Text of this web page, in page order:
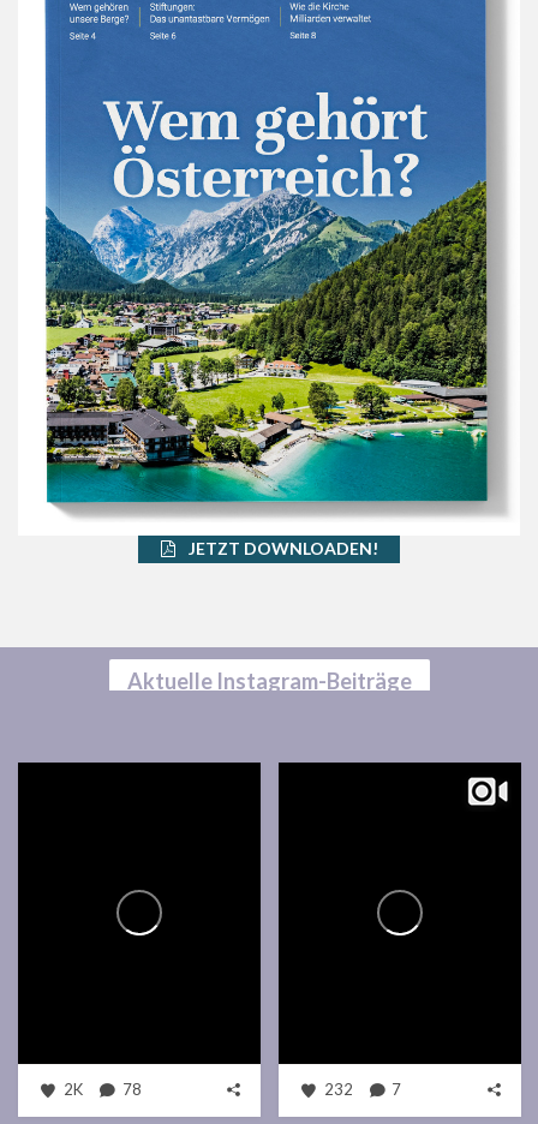
JETZT DOWNLOADEN!
Aktuelle Instagram-Beiträge
2K 78 232 7